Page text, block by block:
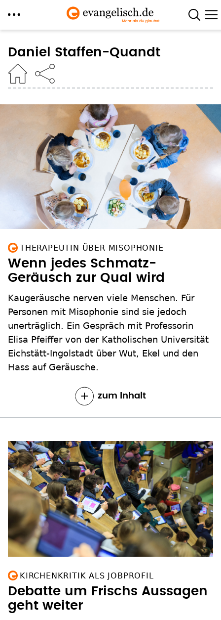
zum
Inhalt
Daniel Staffen-Quandt
THERAPEUTIN ÜBER MISOPHONIE
Wenn jedes Schmatz-
Geräusch zur Qual wird
Kaugeräusche nerven viele Menschen. Für
Personen mit Misophonie sind sie jedoch
unerträglich. Ein Gespräch mit Professorin
Elisa Pfeiffer von der Katholischen Universität
Eichstätt-Ingolstadt über Wut, Ekel und den
Hass auf Geräusche.
zum Inhalt
KIRCHENKRITIK ALS JOBPROFIL
Debatte um Frischs Aussagen
geht weiter